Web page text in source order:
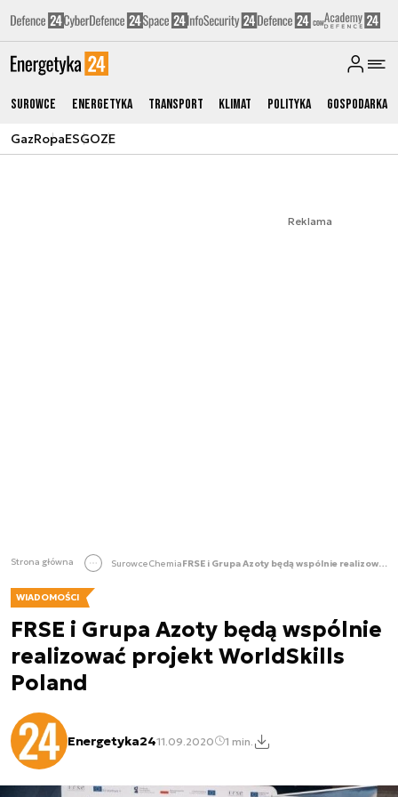
Surowce Energetyka Transport Klimat Polityka Gospodarka
GazRopaESGOZE
Reklama
Strona główna SurowceChemia FRSE i Grupa Azoty będą wspólnie realizować projekt WorldSkills Poland
WIADOMOŚCI
FRSE i Grupa Azoty będą wspólnie
realizować projekt WorldSkills
Poland
Energetyka2411.09.2020 1 min.